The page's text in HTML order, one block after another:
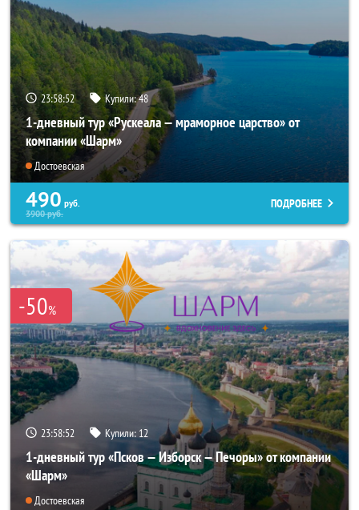
23:58:50 Купили:48
1-дневный тур «Рускеала — мраморное царство» от
компании «Шарм»
Достоевская
490 руб.
3900руб.
ПОДРОБНЕЕ
-50%
23:58:50 Купили: 12
1-дневный тур «Псков — Изборск — Печоры» от компании
«Шарм»
Достоевская